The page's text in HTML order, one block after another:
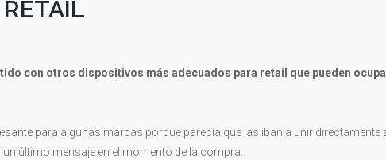
con otros dispositivos más adecuados para retail que pueden
para algunas marcas porque parecía que las iban a unir directamente
último mensaje en el momento de la compra.